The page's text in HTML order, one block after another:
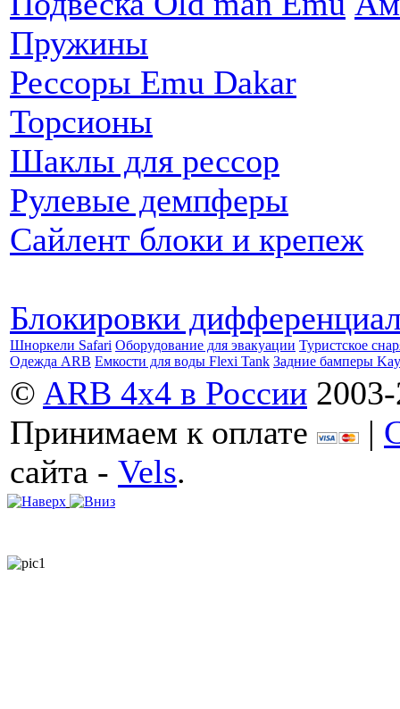
Пружины
Рессоры Emu Dakar
Торсионы
Шаклы для рессор
Рулевые демпферы
Сайлент блоки и крепеж
Блокировки
Шноркели Safari Оборудование для эвакуации Туристское
Одежда ARB Емкости для воды Flexi Tank Задние бамперы
© ARB 4x4 в России
Принимаем к оплате
|
сайта - Vels.